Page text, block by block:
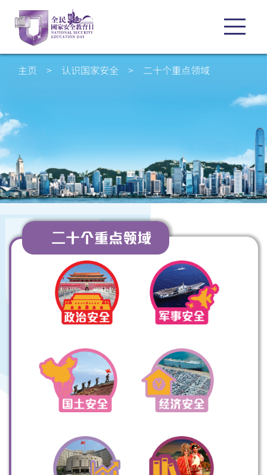
主页 > 认识国家安全 > 二十个重点领域